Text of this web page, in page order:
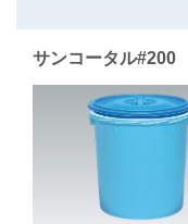
サンコータル#200